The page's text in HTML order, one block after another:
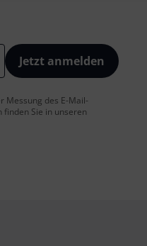
Jetzt anmelden
Messung des E-Mail-
Sie in unseren